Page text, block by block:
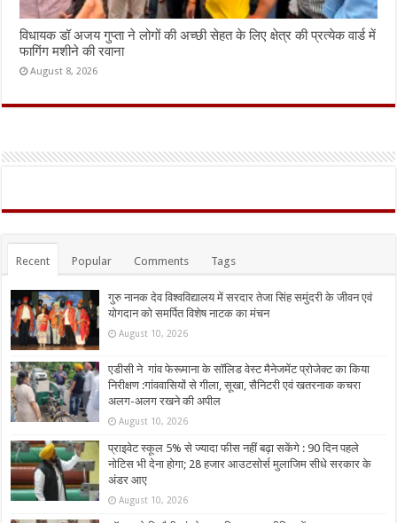
विधायक डॉ अजय गुप्ता ने लोगों की अच्छी सेहत के लिए क्षेत्र की प्रत्येक वार्ड में
फागिंग मशीने की रवाना
August 8, 2026
Recent Popular Comments Tags
गुरु नानक देव विश्वविद्यालय में सरदार तेजा सिंह समुंदरी के जीवन एवं
योगदान को समर्पित विशेष नाटक का मंचन
August 10, 2026
एडीसी ने गांव फेरूमाना के सॉलिड वेस्ट मैनेजमेंट प्रोजेक्ट का किया
निरीक्षण :गांववासियों से गीला, सूखा, सैनिटरी एवं खतरनाक कचरा
अलग-अलग रखने की अपील
August 10, 2026
प्राइवेट स्कूल 5% से ज्यादा फीस नहीं बढ़ा सकेंगे : 90 दिन पहले
नोटिस भी देना होगा; 28 हजार आउटसोर्स मुलाजिम सीधे सरकार के
अंडर आए
August 10, 2026